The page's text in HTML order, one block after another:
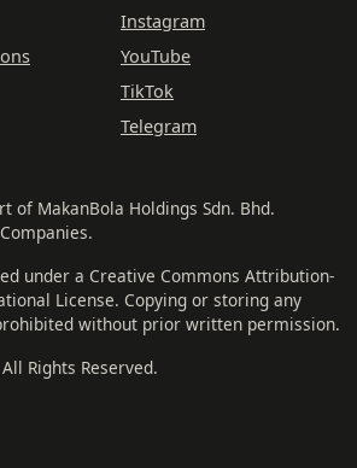
Instagram
YouTube
TikTok
Telegram
of MakanBola Holdings Sdn. Bhd.
under a Creative Commons Attribution-
License. Copying or storing any
without prior written permission.
Rights Reserved.